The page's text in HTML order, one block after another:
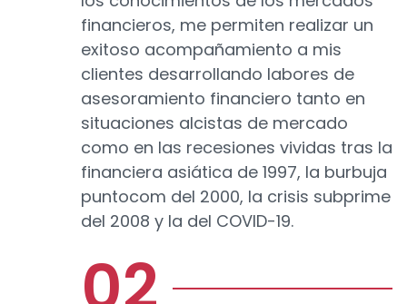
financieros, me permiten realizar un
exitoso acompañamiento a mis
clientes desarrollando labores de
asesoramiento financiero tanto en
situaciones alcistas de mercado
como en las recesiones vividas tras la
financiera asiática de 1997, la burbuja
puntocom del 2000, la crisis subprime
del 2008 y la del COVID-19.